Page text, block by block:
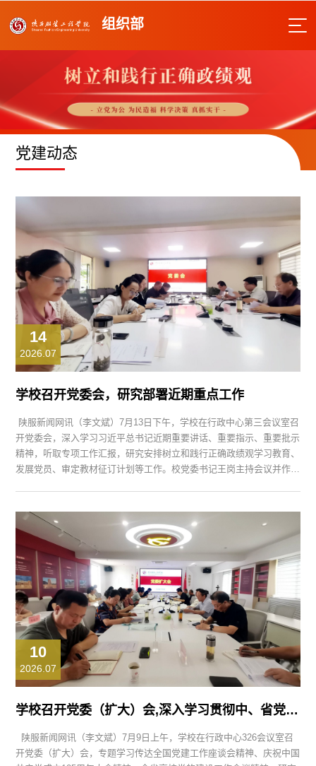
组织部
党建动态
14
2026.07
学校召开党委会，研究部署近期重点工作
陕服新闻网讯（李文斌）7月13日下午，学校在行政中心第三会议室召
开党委会，深入学习习近平总书记近期重要讲话、重要指示、重要批示
精神，听取专项工作汇报，研究安排树立和践行正确政绩观学习教育、
发展党员、审定教材征订计划等工作。校党委书记王岗主持会议并作总
近平对防汛救灾工作作出的重要指示精神、...
10
2026.07
学校召开党委（扩大）会,深入学习贯彻中、省党建工作会议精神
陕服新闻网讯（李文斌）7月9日上午，学校在行政中心326会议室召
开党委（扩大）会，专题学习传达全国党建工作座谈会精神、庆祝中国